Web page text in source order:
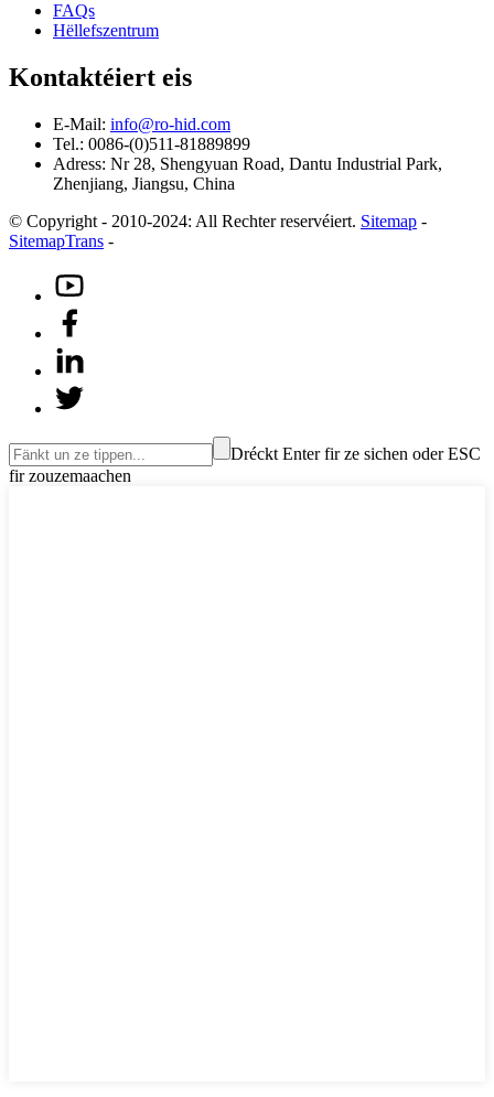
FAQs
Hëllefszentrum
Kontaktéiert eis
E-Mail: info@ro-hid.com
Tel.: 0086-(0)511-81889899
Adress: Nr 28, Shengyuan Road, Dantu Industrial Park,
Zhenjiang, Jiangsu, China
© Copyright - 2010-2024: All Rechter reservéiert. Sitemap -
SitemapTrans -
Dréckt Enter fir ze sichen oder ESC
fir zouzemaachen